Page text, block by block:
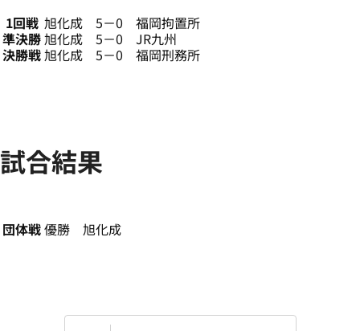
1回戦 旭化成 5－0 福岡拘置所
準決勝旭化成 5－0 JR九州
決勝戦旭化成 5－0 福岡刑務所
試合結果
団体戦優勝 旭化成